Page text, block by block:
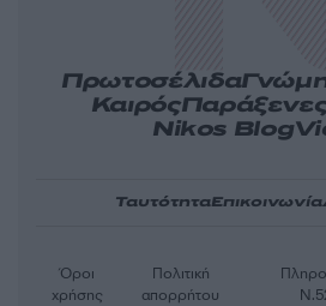
Πρωτοσέλιδα
ΚαιρόςΠαράξενες
Nikos Blog
ΤαυτότηταΕπικοινωνία
Όροι
χρήσης
Πολιτική
απορρήτου